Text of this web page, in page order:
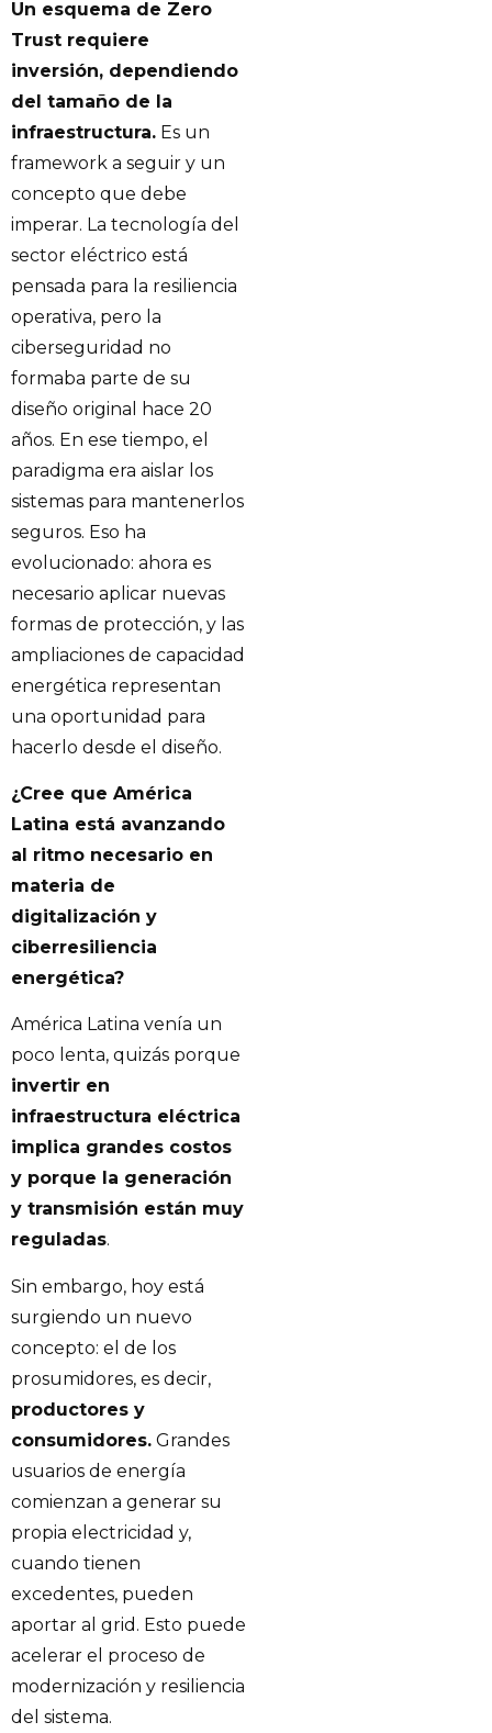
Un esquema de Zero
Trust requiere
inversión, dependiendo
del tamaño de la
infraestructura. Es un
framework a seguir y un
concepto que debe
imperar. La tecnología del
sector eléctrico está
pensada para la resiliencia
operativa, pero la
ciberseguridad no
formaba parte de su
diseño original hace 20
años. En ese tiempo, el
paradigma era aislar los
sistemas para mantenerlos
seguros. Eso ha
evolucionado: ahora es
necesario aplicar nuevas
formas de protección, y las
ampliaciones de capacidad
energética representan
una oportunidad para
hacerlo desde el diseño.
¿Cree que América
Latina está avanzando
al ritmo necesario en
materia de
digitalización y
ciberresiliencia
energética?
América Latina venía un
poco lenta, quizás porque
invertir en
infraestructura eléctrica
implica grandes costos
y porque la generación
y transmisión están muy
reguladas.
Sin embargo, hoy está
surgiendo un nuevo
concepto: el de los
prosumidores, es decir,
productores y
consumidores. Grandes
usuarios de energía
comienzan a generar su
propia electricidad y,
cuando tienen
excedentes, pueden
aportar al grid. Esto puede
acelerar el proceso de
modernización y resiliencia
del sistema.